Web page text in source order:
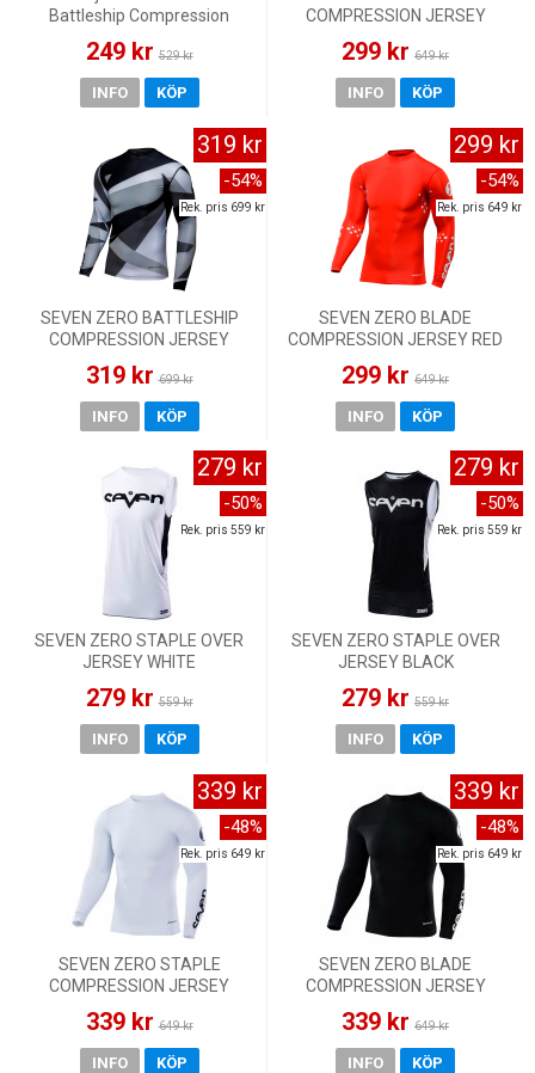
Battleship Compression
Jersey Black
249 kr 529 kr
INFO KÖP
COMPRESSION JERSEY
CORAL
299 kr 649 kr
INFO KÖP
SEVEN ZERO BATTLESHIP
COMPRESSION JERSEY
319 kr 699 kr
319 kr
-54%
Rek. pris 699 kr
INFO KÖP
SEVEN ZERO BLADE
COMPRESSION JERSEY RED
299 kr 649 kr
299 kr
-54%
Rek. pris 649 kr
INFO KÖP
SEVEN ZERO STAPLE OVER
JERSEY WHITE
279 kr 559 kr
279 kr
-50%
Rek. pris 559 kr
INFO KÖP
SEVEN ZERO STAPLE OVER
JERSEY BLACK
279 kr 559 kr
279 kr
-50%
Rek. pris 559 kr
INFO KÖP
SEVEN ZERO STAPLE
COMPRESSION JERSEY
339 kr 649 kr
339 kr
-48%
Rek. pris 649 kr
INFO KÖP
SEVEN ZERO BLADE
COMPRESSION JERSEY
339 kr 649 kr
339 kr
-48%
Rek. pris 649 kr
INFO KÖP